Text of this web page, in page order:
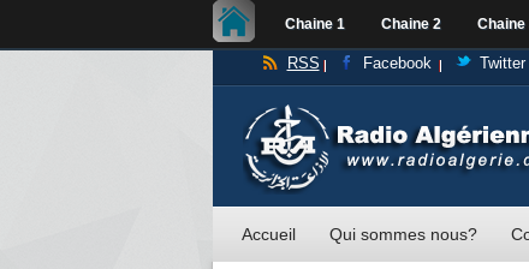
Chaine 1 Chaine 2 Chaine
RSS Facebook Twitter
Accueil Qui sommes nous?